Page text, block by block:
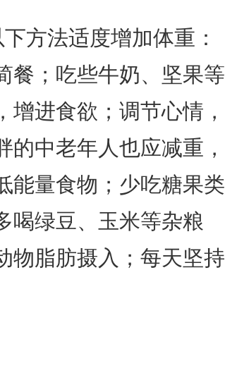
方法适度增加体重：
餐；吃些牛奶、坚果等
进食欲；调节心情，
中老年人也应减重，
能量食物；少吃糖果类
喝绿豆、玉米等杂粮
物脂肪摄入；每天坚持